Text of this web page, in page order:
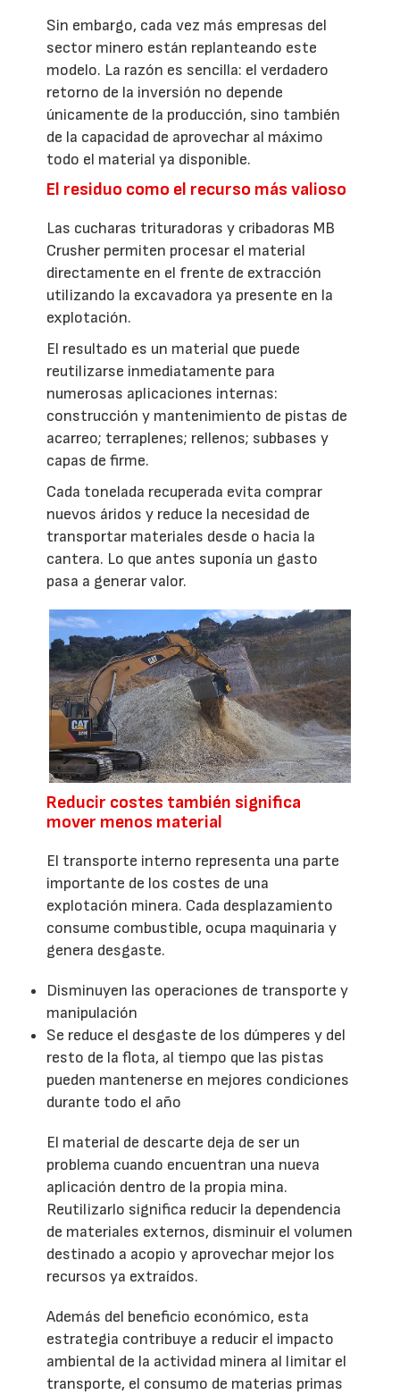
Sin embargo, cada vez más empresas del
sector minero están replanteando este
modelo. La razón es sencilla: el verdadero
retorno de la inversión no depende
únicamente de la producción, sino también
de la capacidad de aprovechar al máximo
todo el material ya disponible.
El residuo como el recurso más valioso
Las cucharas trituradoras y cribadoras MB
Crusher permiten procesar el material
directamente en el frente de extracción
utilizando la excavadora ya presente en la
explotación.
El resultado es un material que puede
reutilizarse inmediatamente para
numerosas aplicaciones internas:
construcción y mantenimiento de pistas de
acarreo; terraplenes; rellenos; subbases y
capas de firme.
Cada tonelada recuperada evita comprar
nuevos áridos y reduce la necesidad de
transportar materiales desde o hacia la
cantera. Lo que antes suponía un gasto
pasa a generar valor.
Reducir costes también significa
mover menos material
El transporte interno representa una parte
importante de los costes de una
explotación minera. Cada desplazamiento
consume combustible, ocupa maquinaria y
genera desgaste.
Disminuyen las operaciones de transporte y
manipulación
Se reduce el desgaste de los dúmperes y del
resto de la flota, al tiempo que las pistas
pueden mantenerse en mejores condiciones
durante todo el año
El material de descarte deja de ser un
problema cuando encuentran una nueva
aplicación dentro de la propia mina.
Reutilizarlo significa reducir la dependencia
de materiales externos, disminuir el volumen
destinado a acopio y aprovechar mejor los
recursos ya extraídos.
Además del beneficio económico, esta
estrategia contribuye a reducir el impacto
ambiental de la actividad minera al limitar el
transporte, el consumo de materias primas